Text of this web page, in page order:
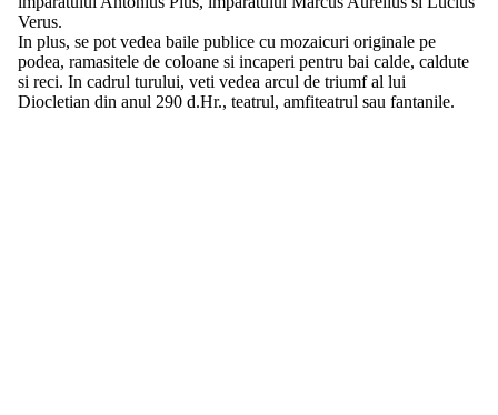
Verus.
In plus, se pot vedea baile publice cu mozaicuri originale pe
podea, ramasitele de coloane si incaperi pentru bai calde, caldute
si reci. In cadrul turului, veti vedea arcul de triumf al lui
Diocletian din anul 290 d.Hr., teatrul, amfiteatrul sau fantanile.